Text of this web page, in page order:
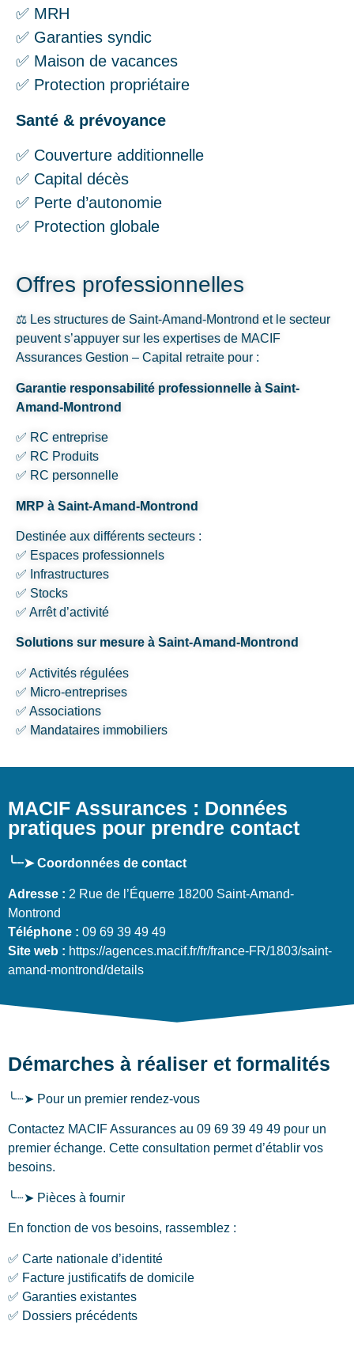
✅ MRH
✅ Garanties syndic
✅ Maison de vacances
✅ Protection propriétaire
Santé & prévoyance
✅ Couverture additionnelle
✅ Capital décès
✅ Perte d’autonomie
✅ Protection globale
Offres professionnelles
⚖️ Les structures de Saint-Amand-Montrond et le secteur
peuvent s’appuyer sur les expertises de MACIF
Assurances Gestion – Capital retraite pour :
Garantie responsabilité professionnelle à Saint-
Amand-Montrond
✅ RC entreprise
✅ RC Produits
✅ RC personnelle
MRP à Saint-Amand-Montrond
Destinée aux différents secteurs :
✅ Espaces professionnels
✅ Infrastructures
✅ Stocks
✅ Arrêt d’activité
Solutions sur mesure à Saint-Amand-Montrond
✅ Activités régulées
✅ Micro-entreprises
✅ Associations
✅ Mandataires immobiliers
MACIF Assurances : Données
pratiques pour prendre contact
╰┈➤ Coordonnées de contact
Adresse : 2 Rue de l’Équerre 18200 Saint-Amand-
Montrond
Téléphone : 09 69 39 49 49
Site web : https://agences.macif.fr/fr/france-FR/1803/saint-
amand-montrond/details
Démarches à réaliser et formalités
╰┈➤ Pour un premier rendez-vous
Contactez MACIF Assurances au 09 69 39 49 49 pour un
premier échange. Cette consultation permet d’établir vos
besoins.
╰┈➤ Pièces à fournir
En fonction de vos besoins, rassemblez :
✅ Carte nationale d’identité
✅ Facture justificatifs de domicile
✅ Garanties existantes
✅ Dossiers précédents